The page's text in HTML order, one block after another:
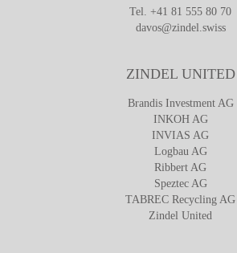
Tel. +41 81 555 80 70
davos@zindel.swiss
ZINDEL UNITED
Brandis Investment AG
INKOH AG
INVIAS AG
Logbau AG
Ribbert AG
Speztec AG
TABREC Recycling AG
Zindel United